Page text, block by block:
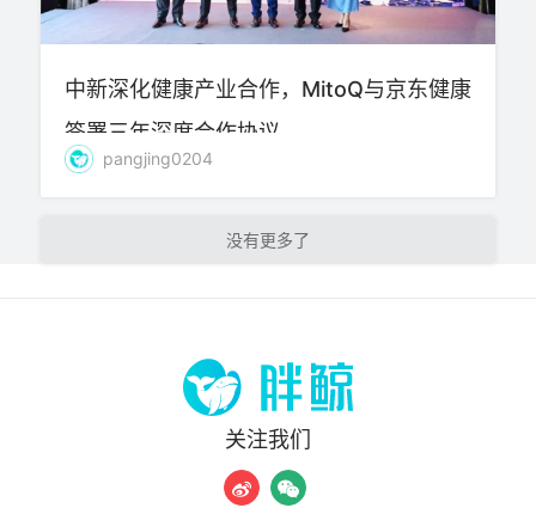
中新深化健康产业合作，MitoQ与京东健康
签署三年深度合作协议
pangjing0204
加载更多
关注我们